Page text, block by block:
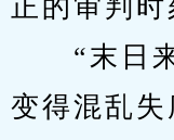
正的审判时
“末日来
变得混乱